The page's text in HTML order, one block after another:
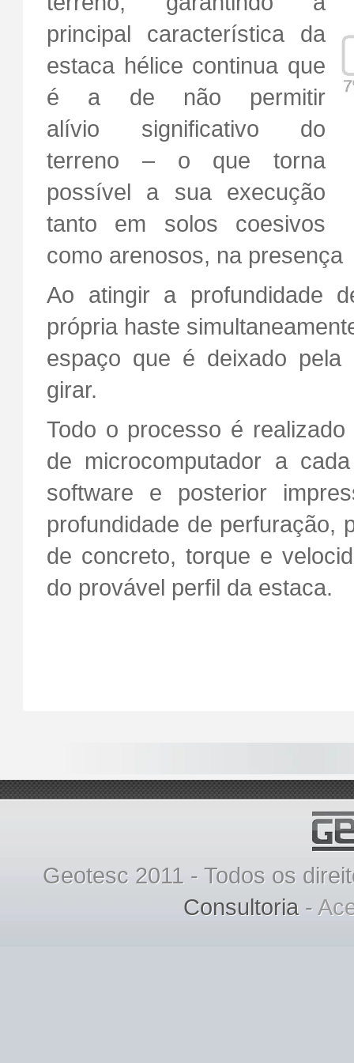
principal característica da
estaca hélice continua que
é a de não permitir
alívio significativo do
terreno – o que torna
possível a sua execução
tanto em solos coesivos
como arenosos, na
Ao atingir a profundidade
própria haste
espaço que é deixado
girar.
Todo o processo é
de microcomputador a
software e posterior
profundidade de perfuração,
de concreto, torque e
do provável perfil da estaca.
Geotesc 2011 - Todos os
Consultoria -